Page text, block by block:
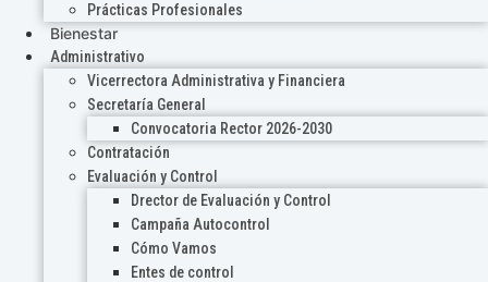
Prácticas Profesionales
Bienestar
Administrativo
Vicerrectora Administrativa y Financiera
Secretaría General
Convocatoria Rector 2026-2030
Contratación
Evaluación y Control
Drector de Evaluación y Control
Campaña Autocontrol
Cómo Vamos
Entes de control